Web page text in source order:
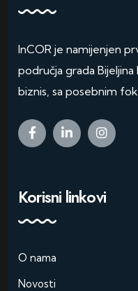
InCOR je namijenjen
područja grada
biznis, sa posebnim
Korisni linkovi
O nama
Novosti